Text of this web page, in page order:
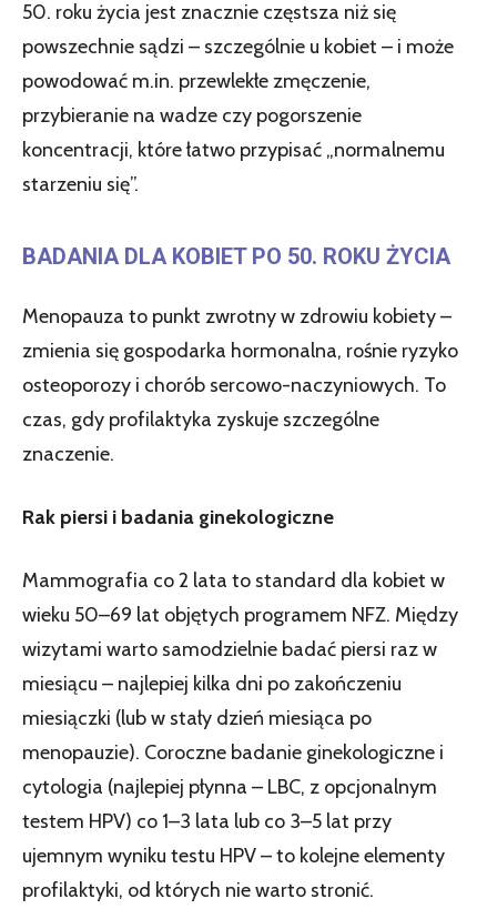
50. roku życia jest znacznie częstsza niż się
powszechnie sądzi – szczególnie u kobiet – i może
powodować m.in. przewlekłe zmęczenie,
przybieranie na wadze czy pogorszenie
koncentracji, które łatwo przypisać „normalnemu
starzeniu się”.
BADANIA DLA KOBIET PO 50. ROKU ŻYCIA
Menopauza to punkt zwrotny w zdrowiu kobiety –
zmienia się gospodarka hormonalna, rośnie ryzyko
osteoporozy i chorób sercowo-naczyniowych. To
czas, gdy profilaktyka zyskuje szczególne
znaczenie.
Rak piersi i badania ginekologiczne
Mammografia co 2 lata to standard dla kobiet w
wieku 50–69 lat objętych programem NFZ. Między
wizytami warto samodzielnie badać piersi raz w
miesiącu – najlepiej kilka dni po zakończeniu
miesiączki (lub w stały dzień miesiąca po
menopauzie). Coroczne badanie ginekologiczne i
cytologia (najlepiej płynna – LBC, z opcjonalnym
testem HPV) co 1–3 lata lub co 3–5 lat przy
ujemnym wyniku testu HPV – to kolejne elementy
profilaktyki, od których nie warto stronić.